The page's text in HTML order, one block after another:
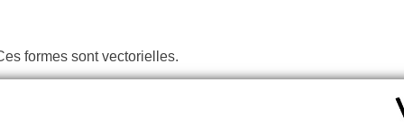
formes sont vectorielles.